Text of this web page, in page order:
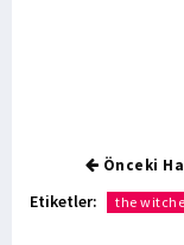
Önceki
Etiketler: the